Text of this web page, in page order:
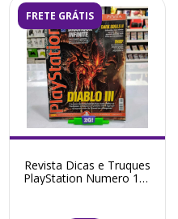
FRETE GRÁTIS
Revista Dicas e Truques
PlayStation Numero 175